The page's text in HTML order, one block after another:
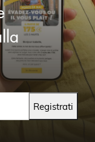
Registrati